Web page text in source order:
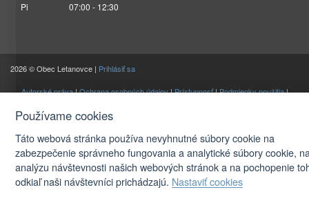
Pi
07:00 - 12:30
2026 © Obec Letanovce | Prihlásiť sa
Autorské práva|Ochrana osobných údajov|Prístupnosť|Podmienky použitia|
Používame cookies
Táto webová stránka používa nevyhnutné súbory cookie na
zabezpečenie správneho fungovania a analytické súbory cookie,
analýzu návštevnosti našich webových stránok a na pochopenie
odkiaľ naši návštevníci prichádzajú. Nastaviť cookies